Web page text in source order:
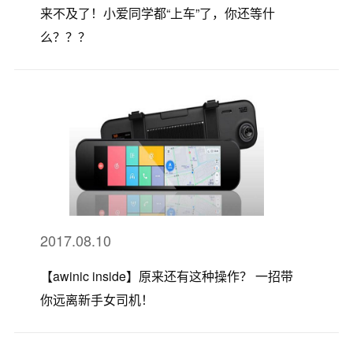
来不及了！小爱同学都“上车”了，你还等什
么？？？
2017.08.10
【awinic inside】原来还有这种操作？ 一招带
你远离新手女司机！